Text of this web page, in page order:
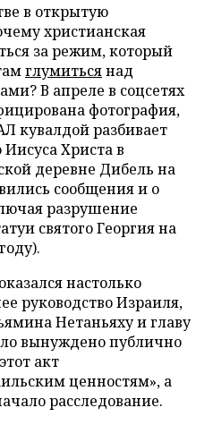
в открытую
христианская
за режим, который
глумитьсянад
В апреле в соцсетях
фотография,
кувалдой разбивает
Иисуса Христа в
деревне Дибель на
сообщения и о
разрушение
святого Георгия на
настолько
руководство Израиля,
Нетаньяху и главу
вынуждено публично
акт
ценностям», а
расследование.